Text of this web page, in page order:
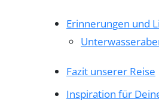
Erinnerungen und
Fazit unserer Reise
Inspiration für